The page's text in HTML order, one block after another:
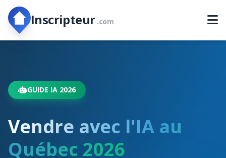
Inscripteur .com
GUIDE IA 2026
Vendre avec l'IA au
Québec 2026